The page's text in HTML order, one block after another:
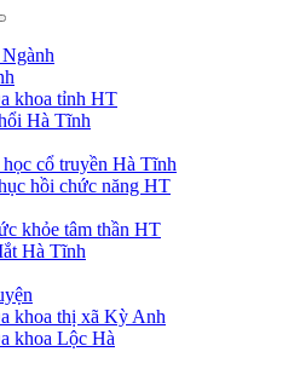
khoa tỉnh HT
Hà Tĩnh
cổ truyền Hà Tĩnh
hồi chức năng HT
khỏe tâm thần HT
Hà Tĩnh
khoa thị xã Kỳ Anh
khoa Lộc Hà